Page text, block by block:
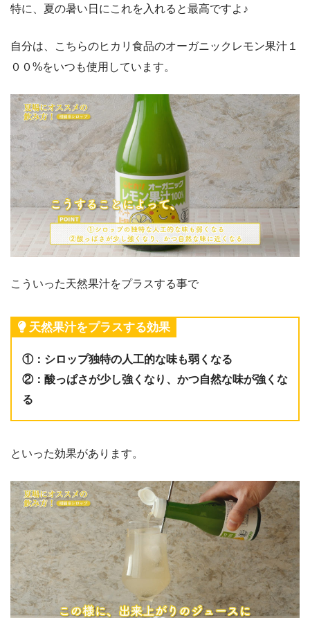
特に、夏の暑い日にこれを入れると最高ですよ♪
自分は、こちらのヒカリ食品のオーガニックレモン果汁１
００%をいつも使用しています。
こういった天然果汁をプラスする事で
天然果汁をプラスする効果
①：シロップ独特の人工的な味も弱くなる
②：酸っぱさが少し強くなり、かつ自然な味が強くな
る
といった効果があります。